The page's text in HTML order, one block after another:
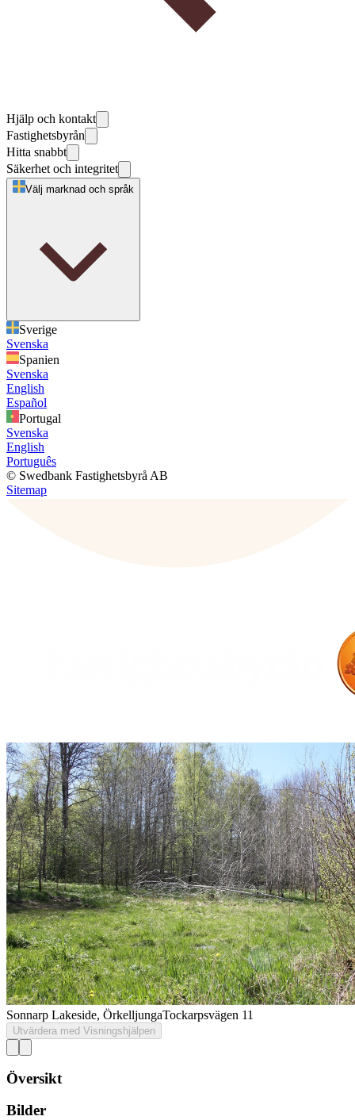
Hjälp och kontakt
Fastighetsbyrån
Hitta snabbt
Säkerhet och integritet
Välj marknad och språk
Sverige
Svenska
Spanien
Svenska
English
Español
Portugal
Svenska
English
Português
© Swedbank Fastighetsbyrå AB
Sitemap
Sonnarp Lakeside, ÖrkelljungaTockarpsvägen 11
Utvärdera med Visningshjälpen
Översikt
Bilder